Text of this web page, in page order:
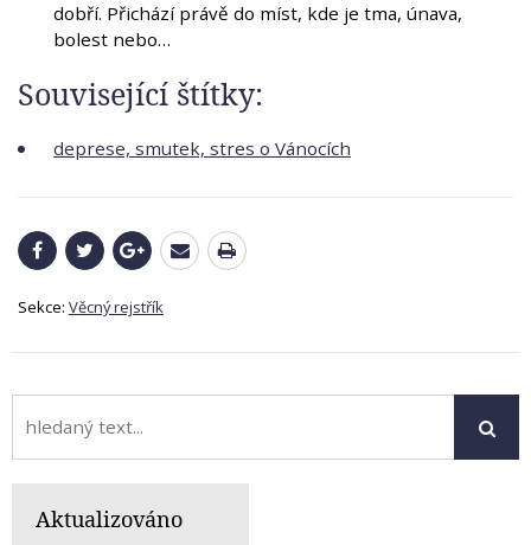
dobří. Přichází právě do míst, kde je tma, únava,
bolest nebo…
Související štítky:
deprese, smutek, stres o Vánocích
Sekce: Věcný rejstřík
Aktualizováno